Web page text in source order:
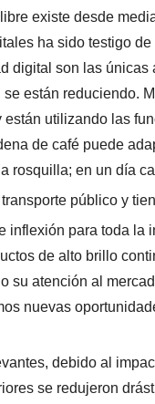
existe desde
ha sido testigo
digital son las
están reduciendo.
utilizando las
de café puede
rosquilla; en un día
público y
inflexión para toda
de alto brillo
su atención al
nuevas
debido al
se redujeron